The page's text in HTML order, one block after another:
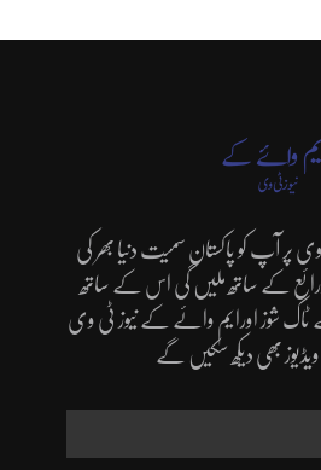
پر آپ کو پاکستان سمیت دنیا بھر کی
ذرائع کے ساتھ ملیں گی اس کے ساتھ
ٹاک شوز اورایم وائے کے نیوز ٹی وی
بھی دیکھ سکیں گے